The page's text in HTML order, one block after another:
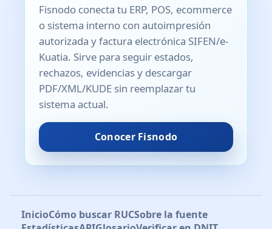
Fisnodo conecta tu ERP, POS, ecommerce
o sistema interno con autoimpresión
autorizada y factura electrónica SIFEN/e-
Kuatia. Sirve para seguir estados,
rechazos, evidencias y descargar
PDF/XML/KUDE sin reemplazar tu
sistema actual.
Conocer Fisnodo
InicioCómo buscar RUCSobre la fuente